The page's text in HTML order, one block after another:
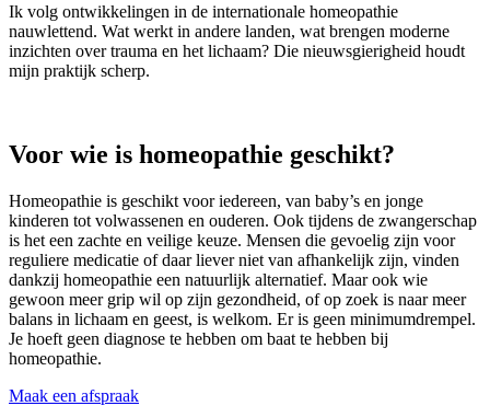
Ik volg ontwikkelingen in de internationale homeopathie
nauwlettend. Wat werkt in andere landen, wat brengen moderne
inzichten over trauma en het lichaam? Die nieuwsgierigheid houdt
mijn praktijk scherp.
Voor wie is homeopathie geschikt?
Homeopathie is geschikt voor iedereen, van baby’s en jonge
kinderen tot volwassenen en ouderen. Ook tijdens de zwangerschap
is het een zachte en veilige keuze. Mensen die gevoelig zijn voor
reguliere medicatie of daar liever niet van afhankelijk zijn, vinden
dankzij homeopathie een natuurlijk alternatief. Maar ook wie
gewoon meer grip wil op zijn gezondheid, of op zoek is naar meer
balans in lichaam en geest, is welkom. Er is geen minimumdrempel.
Je hoeft geen diagnose te hebben om baat te hebben bij
homeopathie.
Maak een afspraak